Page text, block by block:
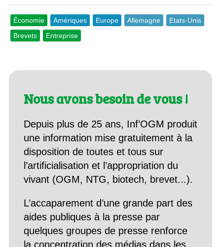
Économie Amériques Europe Allemagne
Etats-Unis
Brevets
Entreprise
Nous avons besoin de vous !
Depuis plus de 25 ans, Inf’OGM produit
une information mise gratuitement à la
disposition de toutes et tous sur
l’artificialisation et l’appropriation du
vivant (OGM, NTG, biotech, brevet...).
L’accaparement d’une grande part des
aides publiques à la presse par
quelques groupes de presse renforce
la concentration des médias dans les